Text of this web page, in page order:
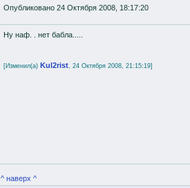
Опубликовано 24 Октября 2008, 18:17:20
Ну наф. . нет бабла.....
[Изменил(а) Kul2rist, 24 Октября 2008, 21:15:19]
^ наверх ^